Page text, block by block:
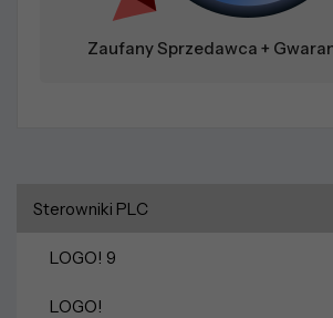
Sterowniki PLC
LOGO! 9
LOGO!
Zaufany Sprzedawca +